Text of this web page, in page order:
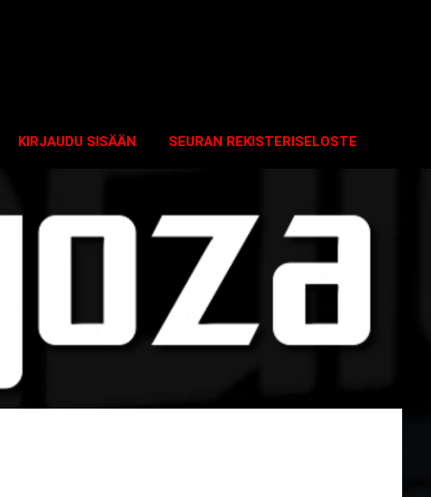
KIRJAUDU SISÄÄN SEURAN REKISTERISELOSTE